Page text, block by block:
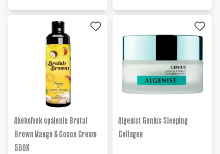
Akékoľvek opálenie Brutal
Brown Mango & Cocoa Cream
500X
Algenist Genius Sleeping
Collagen